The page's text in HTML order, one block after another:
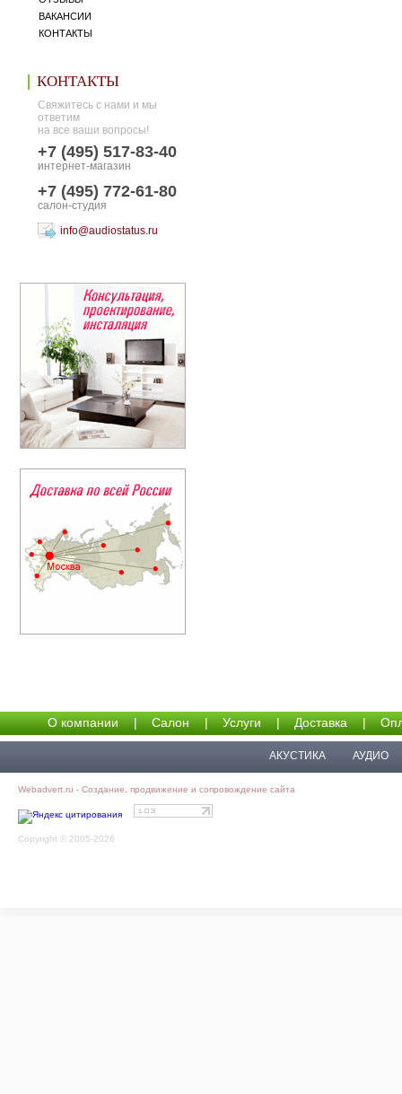
ВАКАНСИИ
КОНТАКТЫ
КОНТАКТЫ
Свяжитесь с нами и мы
ответим
на все ваши вопросы!
+7 (495) 517-83-40
интернет-магазин
+7 (495) 772-61-80
салон-студия
info@audiostatus.ru
О компании | Салон | Услуги | Доставка |
АКУСТИКА АУДИО
Webadvert.ru - Создание, продвижение и сопровождение сайта
Copyright © 2005-2026